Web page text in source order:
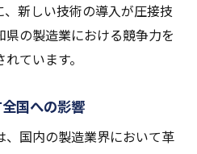
新しい技術の導入が圧接技
の製造業における競争力を
ています。
国への影響
国内の製造業界において革